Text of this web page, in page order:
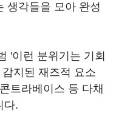
생각들을 모아 완성
'이런 분위기는 기회
지된 재즈적 요소
트라베이스 등 다채
다.